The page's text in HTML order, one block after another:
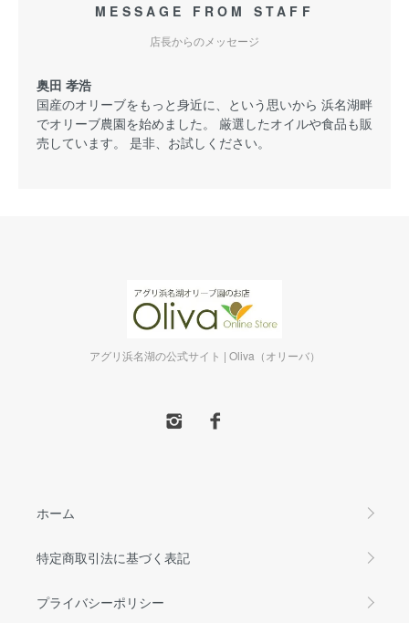
MESSAGE FROM STAFF
店長からのメッセージ
奥田 孝浩
国産のオリーブをもっと身近に、という思いから 浜名湖畔
でオリーブ農園を始めました。 厳選したオイルや食品も販
売しています。 是非、お試しください。
アグリ浜名湖の公式サイト | Oliva（オリーバ）
ホーム
特定商取引法に基づく表記
プライバシーポリシー